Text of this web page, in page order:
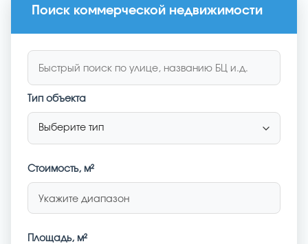
Поиск коммерческой недвижимости
Тип объекта
Стоимость, м²
Укажите диапазон
Площадь, м²